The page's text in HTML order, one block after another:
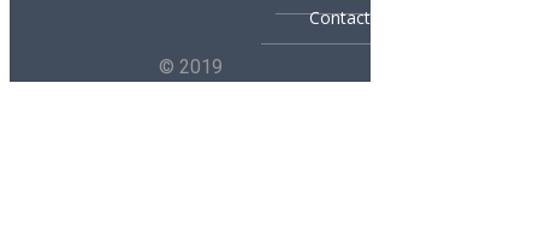
Contact
© 2019